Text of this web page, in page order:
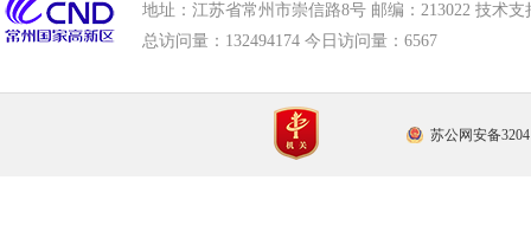
地址：江苏省常州市崇信路8号 邮编：213022 技术支
总访问量： 132494174 今日访问量： 6567
苏公网安备